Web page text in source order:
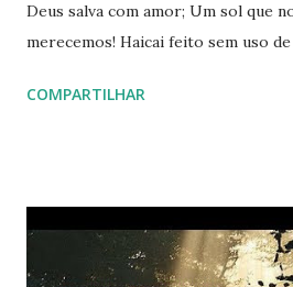
Deus salva com amor; Um sol que
merecemos! Haicai feito sem uso de
COMPARTILHAR